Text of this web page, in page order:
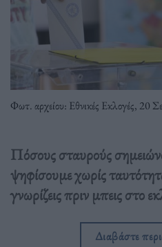
Φωτ. αρχείου: Εθνικές Εκλογές, 20
Πόσους σταυρούς
ψηφίσουμε χωρίς
γνωρίζεις πριν μπεις στο
Διαβάστε